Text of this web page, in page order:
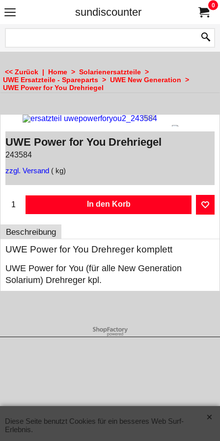
sundiscounter
0
<< Zurück | Home > Solarienersatzteile >
UWE Ersatzteile - Spareparts > UWE New Generation >
UWE Power for You Drehriegel
UWE Power for You Drehriegel
243584
zzgl. Versand kg
In den Korb
Beschreibung
UWE Power for You Drehreger komplett
UWE Power for You (für alle New Generation
Solarium) Drehreger kpl.
WebShop erstellt mit ShopFactory Shop Software.
Diese Seite benutzt Cookies für ein besseres Web Surf-
Erlebnis.